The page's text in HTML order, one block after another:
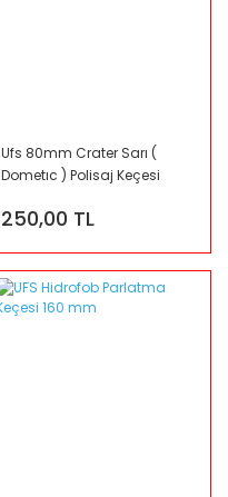
Ufs 80mm Crater Sarı (
Dometıc ) Polisaj Keçesi
250,00 TL